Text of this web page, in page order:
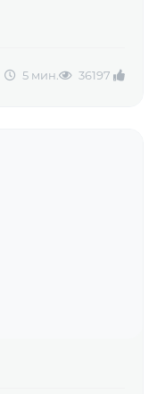
5 мин. 36197